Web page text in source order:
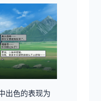
出色的表现为